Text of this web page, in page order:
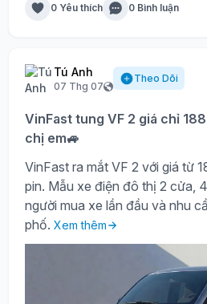
0 Yêu thích 0 Bình luận
Tú Anh
07 Thg 07
Theo Dõi
VinFast tung VF 2 giá chỉ
chị em🚙
VinFast ra mắt VF 2 với giá từ
pin. Mẫu xe điện đô thị 2 cửa,
người mua xe lần đầu và nhu
phố. Xem thêm